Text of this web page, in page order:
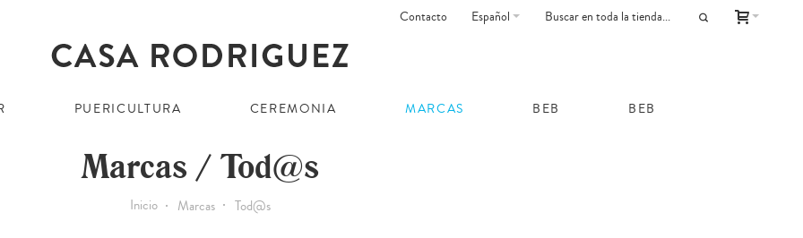
Español
Contacto
PUERICULTURA CEREMONIA MARCAS BEB BEB
Marcas / Tod@s
Inicio Marcas Tod@s